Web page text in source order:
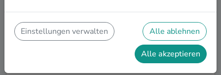
Hier findest Du Hiphop Musiker*innen und Bands für
Deine Geburtstagsfeier in Gelsenkirchen, die genau
zu Deiner Feier und Deinen Wünschen passen.
So funktioniert's!
Einstellungen verwalten Alle ablehnen
Alle akzeptieren